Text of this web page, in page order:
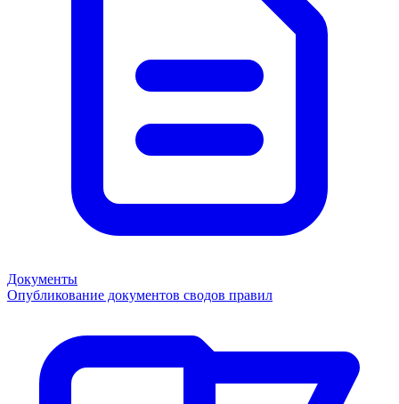
Документы
Опубликование документов сводов правил